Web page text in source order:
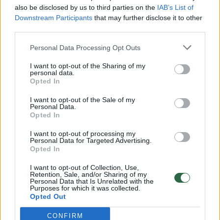
also be disclosed by us to third parties on the IAB’s List of
Downstream Participants that may further disclose it to other
Personal Data Processing Opt Outs
I want to opt-out of the Sharing of my
personal data.
Opted In
I want to opt-out of the Sale of my
Personal Data.
Opted In
I want to opt-out of processing my
Personal Data for Targeted Advertising.
Opted In
I want to opt-out of Collection, Use,
Retention, Sale, and/or Sharing of my
Personal Data that Is Unrelated with the
Purposes for which it was collected.
Opted Out
CONFIRM
Žinios | Lietuvos diena
00:00:57
Savaitės vidurys nusimato karštas: temperatūra kils iki
32 laipsnių šilumos
Žinios | Orai
00:15:54
V. Zalužno pasisakymą laiko bandymu įsitvirtinti
Laidos | Nauja diena
Sinoptikai atsakė, kokiais orais užbaigsime darbo
savaitę: karščiai atsitrauks
Žinios | Orai